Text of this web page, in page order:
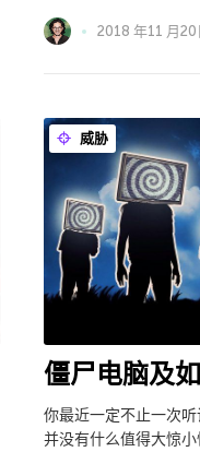
2018 年11 月20
威胁
僵尸电脑及
你最近一定不止一次
并没有什么值得大惊